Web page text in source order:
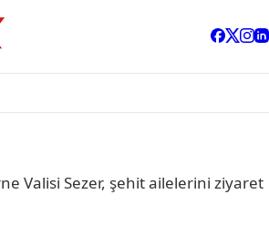
Valisi Sezer, şehit ailelerini ziyaret